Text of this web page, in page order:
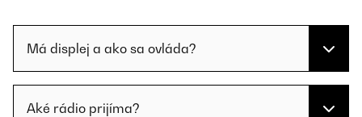
Má displej a ako sa ovláda?
Aké rádio prijíma?